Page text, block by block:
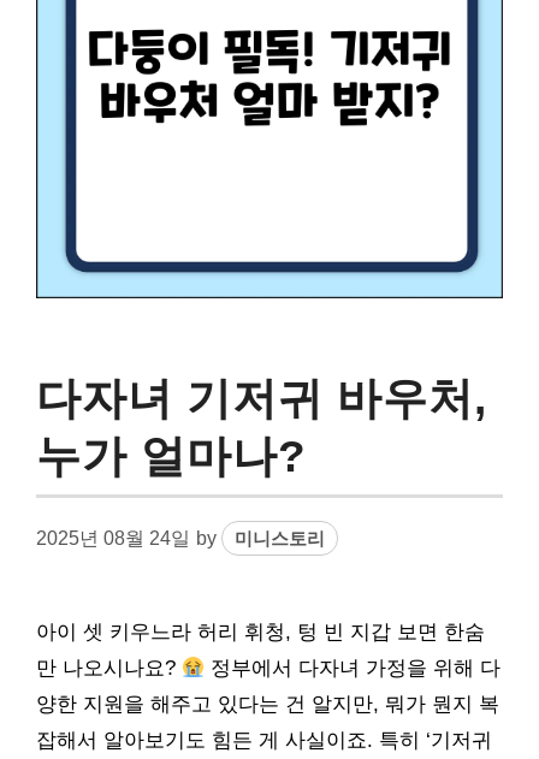
다자녀 기저귀 바우처,
누가 얼마나?
2025년 08월 24일 by 미니스토리
아이 셋 키우느라 허리 휘청, 텅 빈 지갑 보면 한숨
만 나오시나요?
정부에서 다자녀 가정을 위해 다
양한 지원을 해주고 있다는 건 알지만, 뭐가 뭔지 복
잡해서 알아보기도 힘든 게 사실이죠. 특히 ‘기저귀